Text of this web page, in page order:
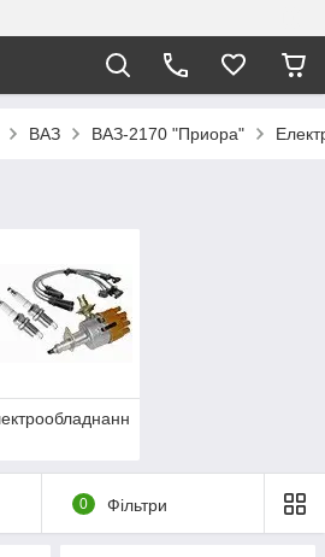
ВАЗ ВАЗ-2170 "Приора"
0 Фільтри